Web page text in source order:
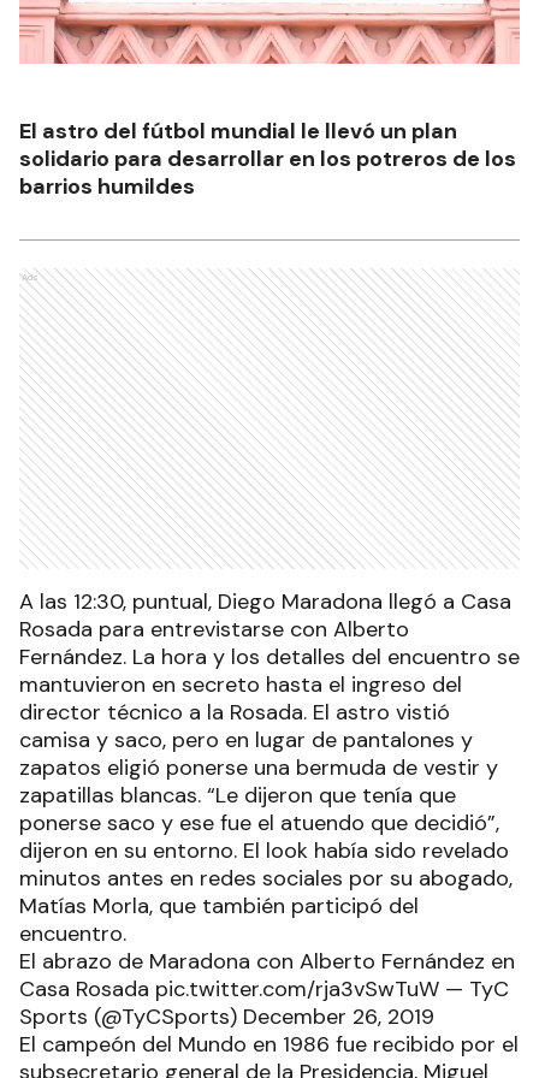
El astro del fútbol mundial le llevó un plan
solidario para desarrollar en los potreros de los
barrios humildes
Ads
A las 12:30, puntual, Diego Maradona llegó a Casa
Rosada para entrevistarse con Alberto
Fernández. La hora y los detalles del encuentro se
mantuvieron en secreto hasta el ingreso del
director técnico a la Rosada. El astro vistió
camisa y saco, pero en lugar de pantalones y
zapatos eligió ponerse una bermuda de vestir y
zapatillas blancas. “Le dijeron que tenía que
ponerse saco y ese fue el atuendo que decidió”,
dijeron en su entorno. El look había sido revelado
minutos antes en redes sociales por su abogado,
Matías Morla, que también participó del
encuentro.
El abrazo de Maradona con Alberto Fernández en
Casa Rosada pic.twitter.com/rja3vSwTuW — TyC
Sports (@TyCSports) December 26, 2019
El campeón del Mundo en 1986 fue recibido por el